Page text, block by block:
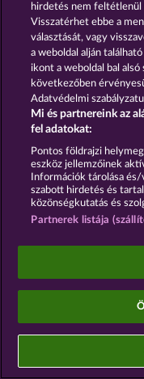
A cég GYIK
célt
befolyásolják,
pénzzel
©2026
hirdetés nem feltétlenül
Visszatérhet ebbe a
választását, vagy
a weboldal alján
ikont a weboldal bal alsó
következőben
Adatvédelmi
Mi és partnereink az
fel adatokat:
Pontos földrajzi
eszköz jellemzőinek
Információk tárolása
szabott hirdetés és
közönségkutatás és
Partnerek listája